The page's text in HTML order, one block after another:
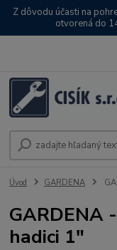
Z dôvodu účasti na
otvorená do
Úvod GARDENA
GARDENA
hadici 1"